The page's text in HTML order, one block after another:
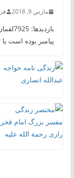
مارس 9, 2018
پیامبر بوده است